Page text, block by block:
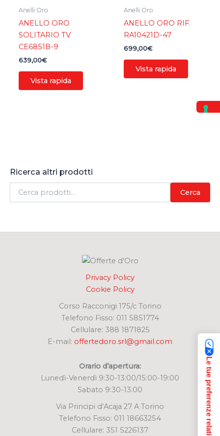
Ricerca altri prodotti
Cerca
Anelli Oro
ANELLO ORO
SOLITARIO TV
CE6851B-9
639,00€
Vista rapida
Anelli Oro
ANELLO ORO RIF.
RA10421D-47
699,00€
Vista rapida
Privacy Policy
Cookie Policy
Corso Racconigi 175/c Torino
Telefono Fisso: 011 5851774
Cellulare: 388 1871825
E-mail: offertedoro.srl@gmail.com
Orario d’apertura:
Lunedì-Venerdì 9:30-13:00/15:00-19:00
Sabato 9:30-13:00
Via Principi d’Acaja 27 A Torino
Telefono Fisso: 011 18663254
Cellulare: 351 5226137